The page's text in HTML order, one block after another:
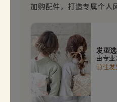
加购配件，打造专属个人
发型
由专业
前往